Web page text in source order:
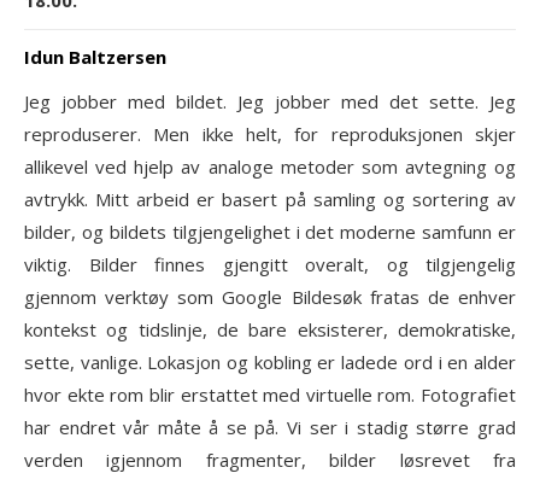
Idun Baltzersen
Jeg jobber med bildet. Jeg jobber med det sette. Jeg
reproduserer. Men ikke helt, for reproduksjonen skjer
allikevel ved hjelp av analoge metoder som avtegning og
avtrykk. Mitt arbeid er basert på samling og sortering av
bilder, og bildets tilgjengelighet i det moderne samfunn er
viktig. Bilder finnes gjengitt overalt, og tilgjengelig
gjennom verktøy som Google Bildesøk fratas de enhver
kontekst og tidslinje, de bare eksisterer, demokratiske,
sette, vanlige. Lokasjon og kobling er ladede ord i en alder
hvor ekte rom blir erstattet med virtuelle rom. Fotografiet
har endret vår måte å se på. Vi ser i stadig større grad
verden igjennom fragmenter, bilder løsrevet fra